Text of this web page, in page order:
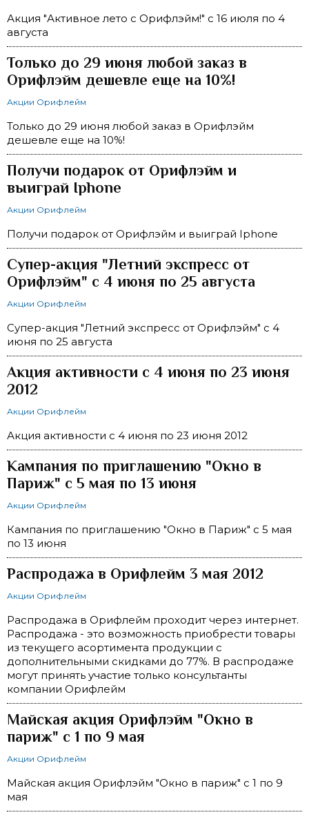
Акция "Активное лето с Орифлэйм!" с 16 июля по 4
августа
Только до 29 июня любой заказ в
Орифлэйм дешевле еще на 10%!
Акции Орифлейм
Только до 29 июня любой заказ в Орифлэйм
дешевле еще на 10%!
Получи подарок от Орифлэйм и
выиграй Iphone
Акции Орифлейм
Получи подарок от Орифлэйм и выиграй Iphone
Супер-акция "Летний экспресс от
Орифлэйм" с 4 июня по 25 августа
Акции Орифлейм
Супер-акция "Летний экспресс от Орифлэйм" с 4
июня по 25 августа
Акция активности с 4 июня по 23 июня
2012
Акции Орифлейм
Акция активности с 4 июня по 23 июня 2012
Кампания по приглашению "Окно в
Париж" с 5 мая по 13 июня
Акции Орифлейм
Кампания по приглашению "Окно в Париж" с 5 мая
по 13 июня
Распродажа в Орифлейм 3 мая 2012
Акции Орифлейм
Распродажа в Орифлейм проходит через интернет.
Распродажа - это возможность приобрести товары
из текущего асортимента продукции с
дополнительными скидками до 77%. В распродаже
могут принять участие только консультанты
компании Орифлейм
Майская акция Орифлэйм "Окно в
париж" с 1 по 9 мая
Акции Орифлейм
Майская акция Орифлэйм "Окно в париж" с 1 по 9
мая